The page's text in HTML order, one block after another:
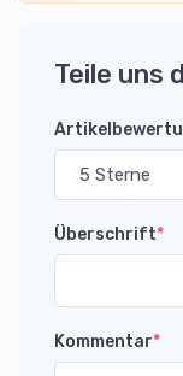
Teile uns
Überschrift*
Kommentar*